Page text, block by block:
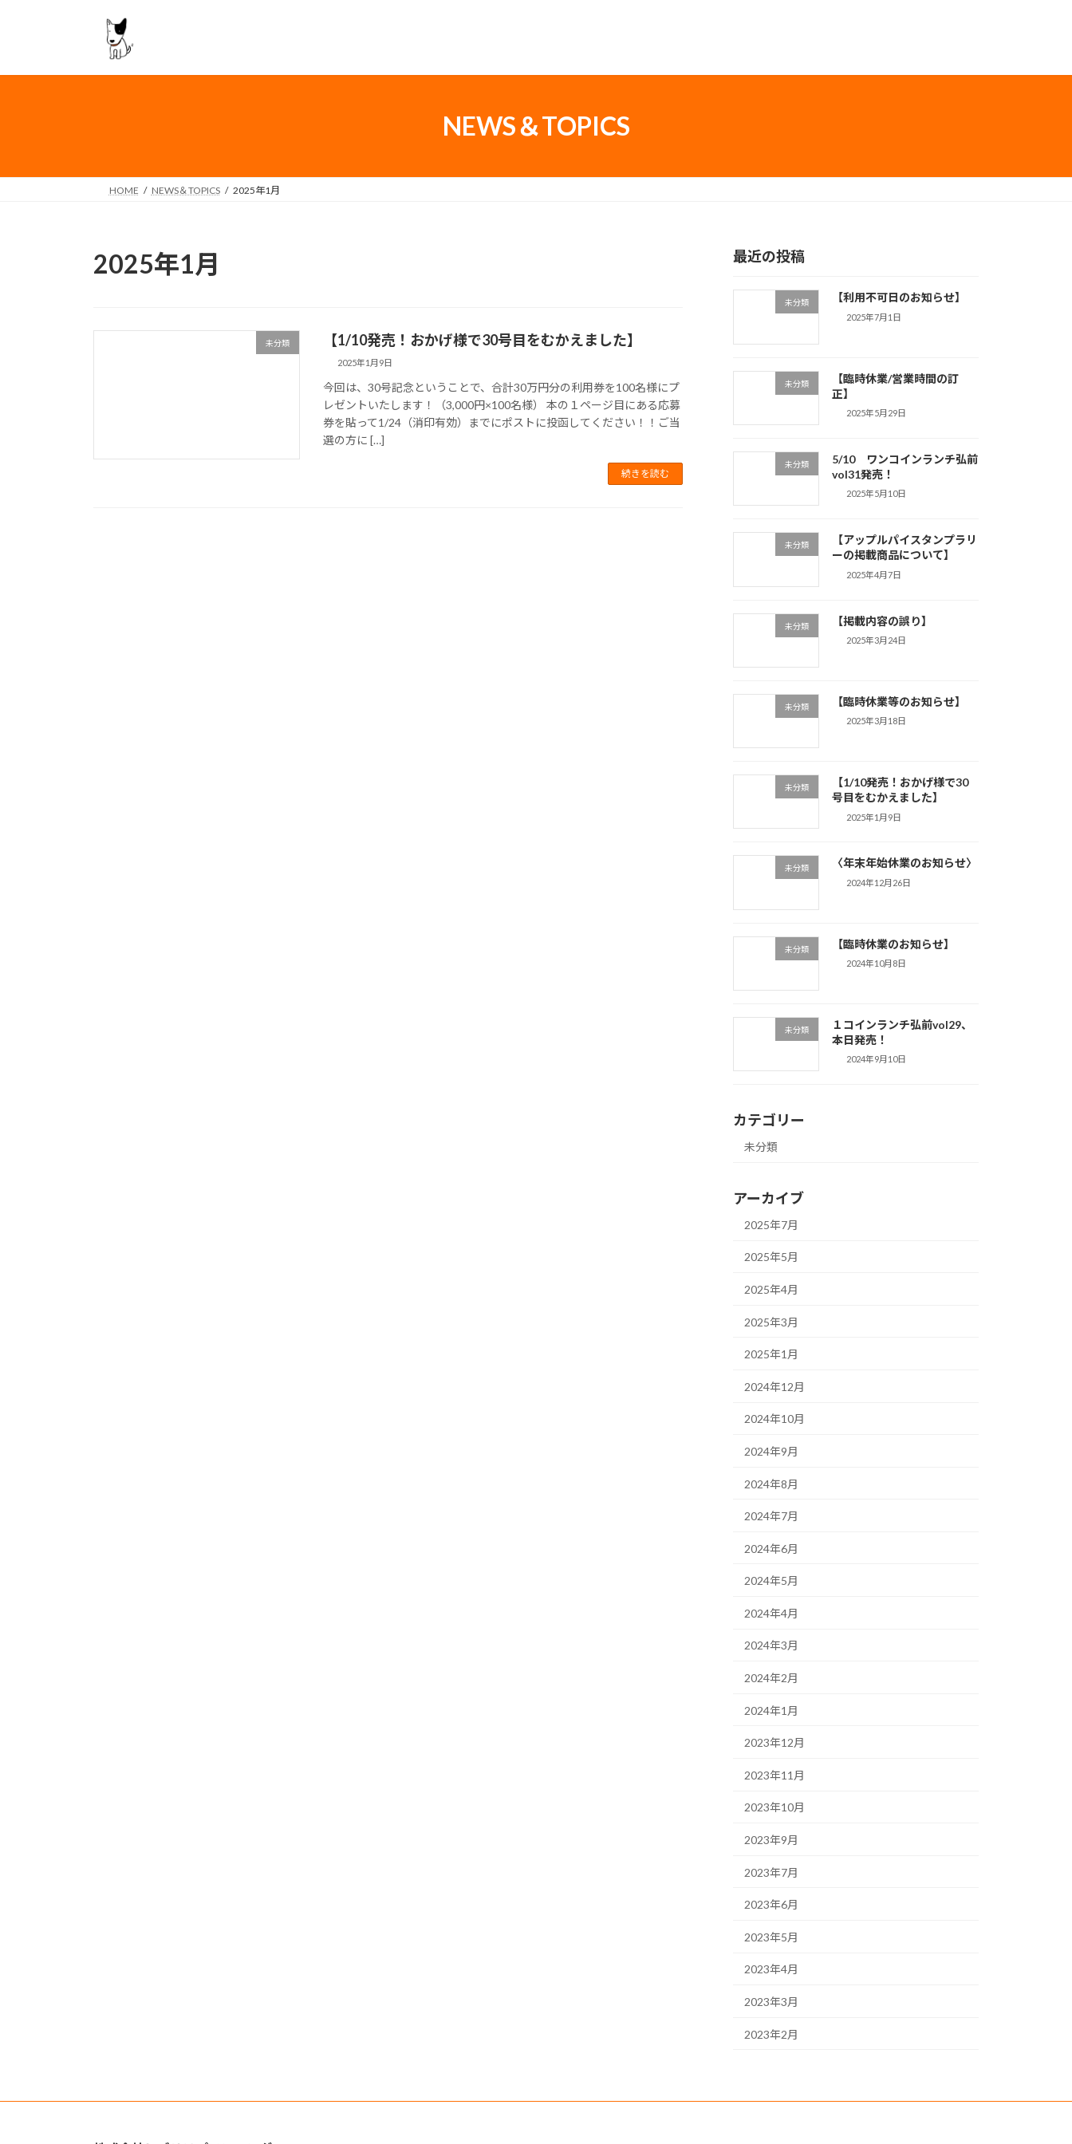
プ
動
NEWS＆TOPICS
HOME NEWS＆TOPICS 2025年1月
2025年1月
未分類 【1/10発売！おかげ様で30号目をむかえました】
2025年1月9日
今回は、30号記念ということで、合計30万円分の利用券を100名様にプ
レゼントいたします！（3,000円×100名様） 本の１ページ目にある応募
券を貼って1/24（消印有効）までにポストに投函してください！！ご当
選の方に […]
続きを読む
最近の投稿
未分類 【利用不可日のお知らせ】
2025年7月1日
未分類
【臨時休業/営業時間の訂
正】
2025年5月29日
未分類
5/10 ワンコインランチ弘前
vol31発売！
2025年5月10日
未分類
【アップルパイスタンプラリ
ーの掲載商品について】
2025年4月7日
未分類 【掲載内容の誤り】
2025年3月24日
未分類 【臨時休業等のお知らせ】
2025年3月18日
未分類
【1/10発売！おかげ様で30
号目をむかえました】
2025年1月9日
未分類 〈年末年始休業のお知らせ〉
2024年12月26日
未分類 【臨時休業のお知らせ】
2024年10月8日
未分類
１コインランチ弘前vol29、
本日発売！
2024年9月10日
カテゴリー
未分類
アーカイブ
2025年7月
2025年5月
2025年4月
2025年3月
2025年1月
2024年12月
2024年10月
2024年9月
2024年8月
2024年7月
2024年6月
2024年5月
2024年4月
2024年3月
2024年2月
2024年1月
2023年12月
2023年11月
2023年10月
2023年9月
2023年7月
2023年6月
2023年5月
2023年4月
2023年3月
2023年2月